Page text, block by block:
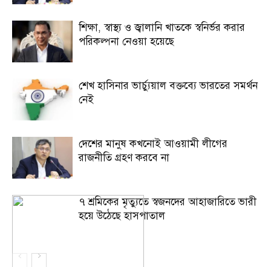
শিক্ষা, স্বাস্থ্য ও জ্বালানি খাতকে স্বনির্ভর করার
পরিকল্পনা নেওয়া হয়েছে
শেখ হাসিনার ভার্চ্যুয়াল বক্তব্যে ভারতের সমর্থন
নেই
দেশের মানুষ কখনোই আওয়ামী লীগের
রাজনীতি গ্রহণ করবে না
৭ শ্রমিকের মৃত্যুতে স্বজনদের আহাজারিতে ভারী
হয়ে উঠেছে হাসপাতাল